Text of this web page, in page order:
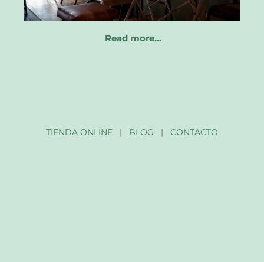
Read more…
TIENDA ONLINE| BLOG | CONTACTO